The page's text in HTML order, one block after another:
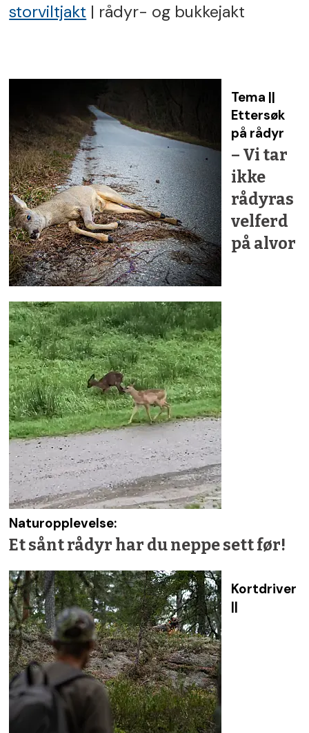
bukkejakt
rådyrjakt
storviltjakt | rådyr- og bukkejakt
Tema ||
Ettersøk
på rådyr
– Vi tar
ikke
rådyras
velferd
på alvor
Naturopplevelse:
Et sånt rådyr har du neppe sett før!
Kortdriver
||